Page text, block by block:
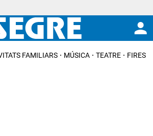
FAMILIARS MÚSICA TEATRE FIRES I